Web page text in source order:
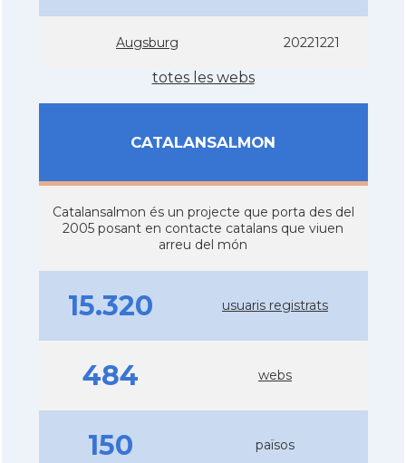
Augsburg 20221221
totes les webs
CATALANSALMON
Catalansalmon és un projecte que porta des del
2005 posant en contacte catalans que viuen
arreu del món
15.320 usuaris registrats
484 webs
150 països